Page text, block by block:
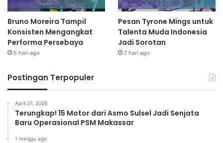
Bruno Moreira Tampil
Konsisten Mengangkat
Performa Persebaya
5 hari ago
Pesan Tyrone Mings untuk
Talenta Muda Indonesia
Jadi Sorotan
7 hari ago
Postingan Terpopuler
April 27, 2026
Terungkap! 15 Motor dari Asmo Sulsel Jadi Senjata
Baru Operasional PSM Makassar
1 minggu ago